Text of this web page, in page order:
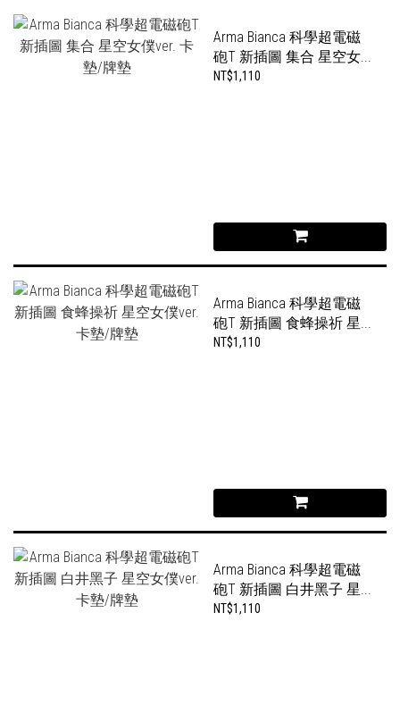
Arma Bianca 科學超電磁
砲T 新插圖 集合 星空女...
NT$1,110
Arma Bianca 科學超電磁
砲T 新插圖 食蜂操祈 星...
NT$1,110
Arma Bianca 科學超電磁
砲T 新插圖 白井黑子 星...
NT$1,110